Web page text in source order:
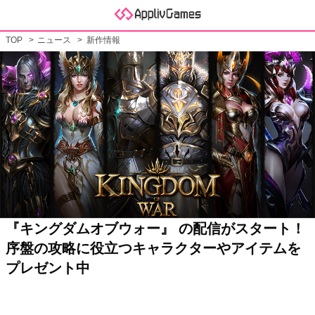
TOP ニュース 新作情報
『キングダムオブウォー』 の配信がスタート！
序盤の攻略に役立つキャラクターやアイテムを
プレゼント中